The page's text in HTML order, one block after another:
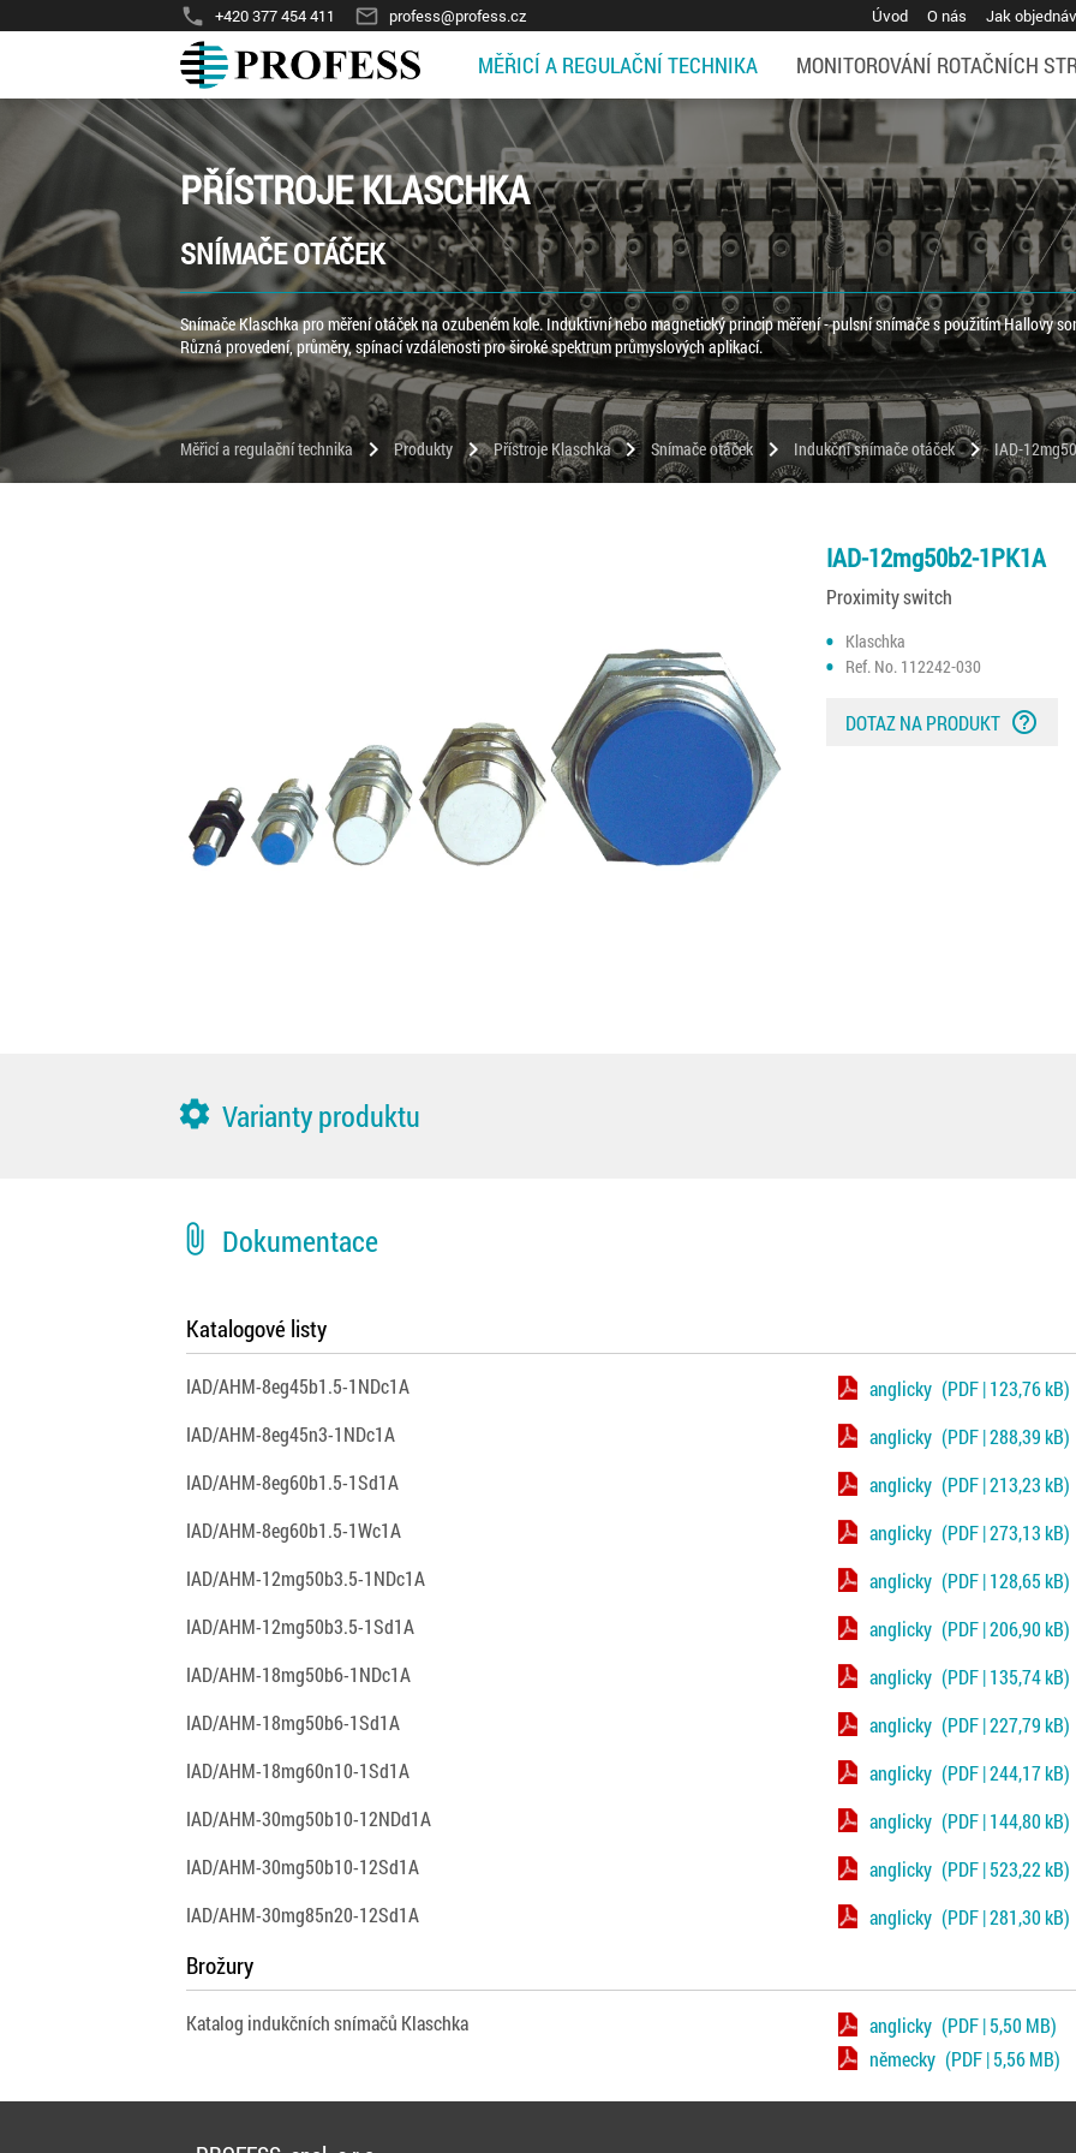
phone +420 377 454 411 mail_outline profess@profess.cz Úvod O nás Jak
MĚŘICÍ A REGULAČNÍ TECHNIKA MONITOROVÁNÍ ROTAČNÍCH
PŘÍSTROJE KLASCHKA
SNÍMAČE OTÁČEK
Snímače Klaschka pro měření otáček na ozubeném kole. Induktivní nebo magnetický princip měření - pulsní snímače s použitím Hallovy
Různá provedení, průměry, spínací vzdálenosti pro široké spektrum průmyslových aplikací.
Měřicí a regulační technika chevron_right Produkty chevron_right Přístroje Klaschka chevron_right Snímače otáček chevron_right Indukční snímače otáček chevron_right IAD-
IAD-12mg50b2-1PK1A
Proximity switch
Klaschka
Ref. No. 112242-030
DOTAZ NA PRODUKT help_outline
settings Varianty produktu
attach_file Dokumentace
Katalogové listy
IAD/AHM-8eg45b1.5-1NDc1A anglicky (PDF | 123,76 kB)
IAD/AHM-8eg45n3-1NDc1A
anglicky (PDF | 288,39 kB)
IAD/AHM-8eg60b1.5-1Sd1A
anglicky (PDF | 213,23 kB)
IAD/AHM-8eg60b1.5-1Wc1A
anglicky (PDF | 273,13 kB)
IAD/AHM-12mg50b3.5-1NDc1A
anglicky (PDF | 128,65 kB)
IAD/AHM-12mg50b3.5-1Sd1A
anglicky (PDF | 206,90 kB)
IAD/AHM-18mg50b6-1NDc1A
anglicky (PDF | 135,74 kB)
IAD/AHM-18mg50b6-1Sd1A
anglicky (PDF | 227,79 kB)
IAD/AHM-18mg60n10-1Sd1A
anglicky (PDF | 244,17 kB)
IAD/AHM-30mg50b10-12NDd1A
anglicky (PDF | 144,80 kB)
IAD/AHM-30mg50b10-12Sd1A
anglicky (PDF | 523,22 kB)
IAD/AHM-30mg85n20-12Sd1A
anglicky (PDF | 281,30 kB)
Brožury
Katalog indukčních snímačů Klaschka anglicky (PDF | 5,50 MB)
německy (PDF | 5,56 MB)